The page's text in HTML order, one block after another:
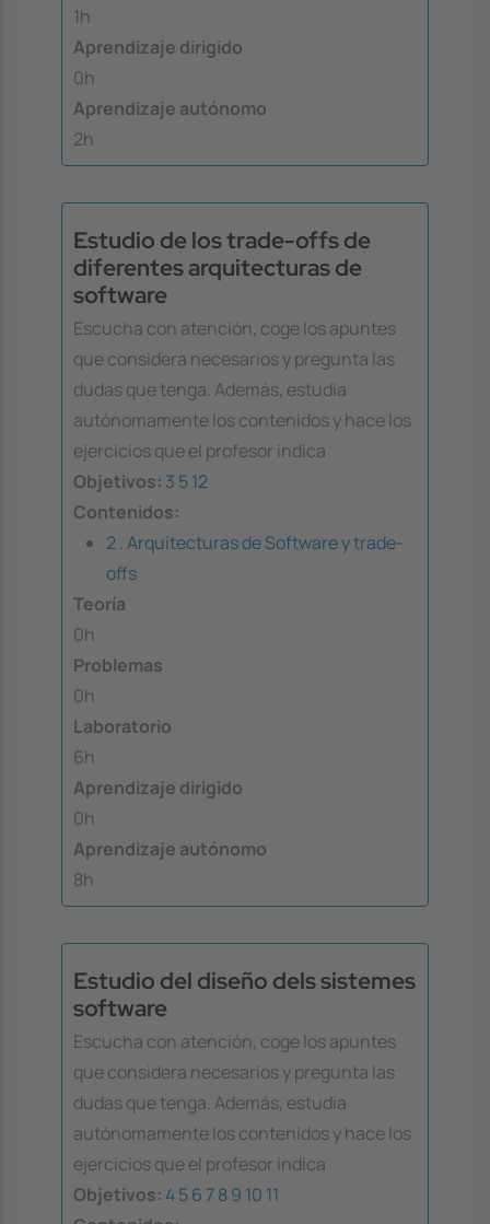
1h
Aprendizaje dirigido
0h
Aprendizaje autónomo
2h
Estudio de los trade-offs de
diferentes arquitecturas de
software
Escucha con atención, coge los apuntes
que considera necesarios y pregunta las
dudas que tenga. Además, estudia
autónomamente los contenidos y hace los
ejercicios que el profesor indica
Objetivos: 3 512
Contenidos:
2 . Arquitecturas de Software y trade-
offs
Teoría
0h
Problemas
0h
Laboratorio
6h
Aprendizaje dirigido
0h
Aprendizaje autónomo
8h
Estudio del diseño dels sistemes
software
Escucha con atención, coge los apuntes
que considera necesarios y pregunta las
dudas que tenga. Además, estudia
autónomamente los contenidos y hace los
ejercicios que el profesor indica
Objetivos: 456 7 8 9 10 11